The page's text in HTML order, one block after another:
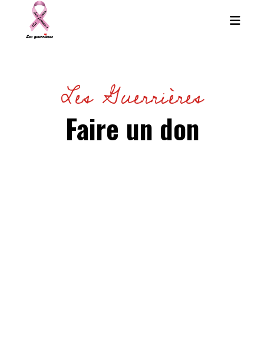
Les Guerrières
Faire un don